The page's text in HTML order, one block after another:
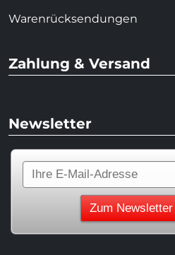
Warenrücksendungen
Zahlung & Versand
Newsletter